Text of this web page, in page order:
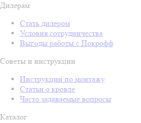
Дилерам
Стать дилером
Условия сотрудничества
Выгоды работы с Покрофф
Советы и инструкции
Инструкции по монтажу
Статьи о кровле
Часто задаваемые вопросы
Каталог